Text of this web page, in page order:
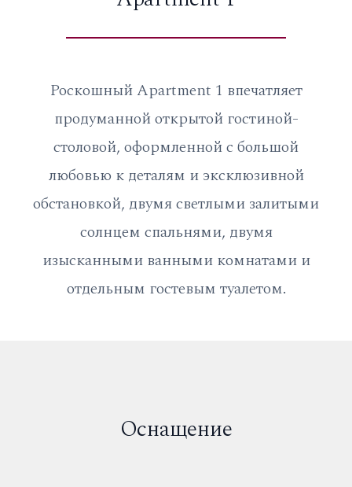
Роскошный Apartment 1 впечатляет
продуманной открытой гостиной-
столовой, оформленной с большой
любовью к деталям и эксклюзивной
обстановкой, двумя светлыми залитыми
солнцем спальнями, двумя
изысканными ванными комнатами и
отдельным гостевым туалетом.
Оснащение